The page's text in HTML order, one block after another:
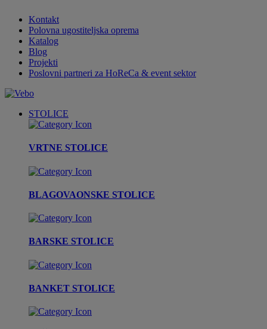
Kontakt
Polovna ugostiteljska oprema
Katalog
Blog
Projekti
Poslovni partneri za HoReCa & event sektor
STOLICE
VRTNE STOLICE
BLAGOVAONSKE STOLICE
BARSKE STOLICE
BANKET STOLICE